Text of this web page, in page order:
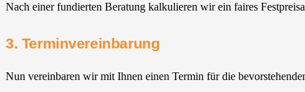
Nach einer fundierten Beratung kalkulieren wir ein faires
3. Terminvereinbarung
Nun vereinbaren wir mit Ihnen einen Termin für die